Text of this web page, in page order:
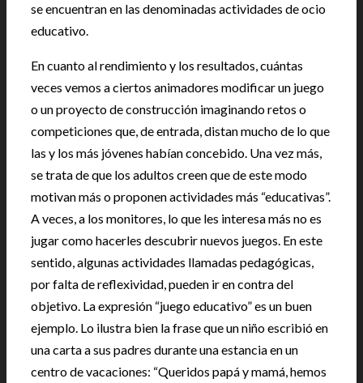
se encuentran en las denominadas actividades de ocio
educativo.
En cuanto al rendimiento y los resultados, cuántas
veces vemos a ciertos animadores modificar un juego
o un proyecto de construcción imaginando retos o
competiciones que, de entrada, distan mucho de lo que
las y los más jóvenes habían concebido. Una vez más,
se trata de que los adultos creen que de este modo
motivan más o proponen actividades más “educativas”.
A veces, a los monitores, lo que les interesa más no es
jugar como hacerles descubrir nuevos juegos. En este
sentido, algunas actividades llamadas pedagógicas,
por falta de reflexividad, pueden ir en contra del
objetivo. La expresión “juego educativo” es un buen
ejemplo. Lo ilustra bien la frase que un niño escribió en
una carta a sus padres durante una estancia en un
centro de vacaciones: “Queridos papá y mamá, hemos